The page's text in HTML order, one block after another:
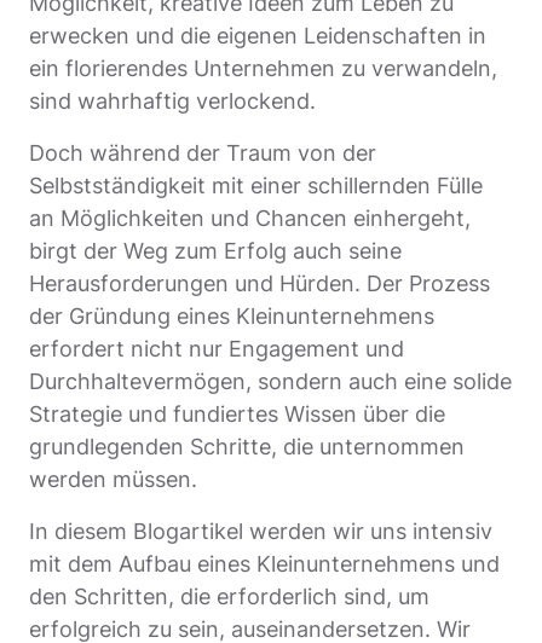
erwecken und die eigenen Leidenschaften in
ein florierendes Unternehmen zu verwandeln,
sind wahrhaftig verlockend.
Doch während der Traum von der
Selbstständigkeit mit einer schillernden Fülle
an Möglichkeiten und Chancen einhergeht,
birgt der Weg zum Erfolg auch seine
Herausforderungen und Hürden. Der Prozess
der Gründung eines Kleinunternehmens
erfordert nicht nur Engagement und
Durchhaltevermögen, sondern auch eine solide
Strategie und fundiertes Wissen über die
grundlegenden Schritte, die unternommen
werden müssen.
In diesem Blogartikel werden wir uns intensiv
mit dem Aufbau eines Kleinunternehmens und
den Schritten, die erforderlich sind, um
erfolgreich zu sein, auseinandersetzen. Wir